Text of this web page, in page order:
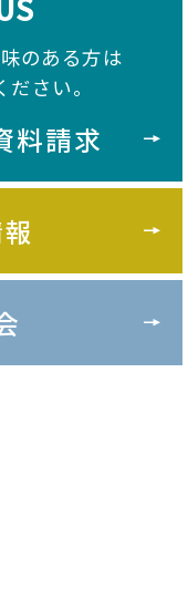
のある方は
さい。
料請求